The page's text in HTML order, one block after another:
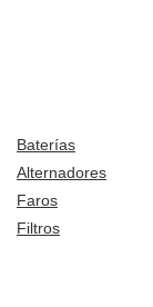
Baterías
Alternadores
Faros
Filtros